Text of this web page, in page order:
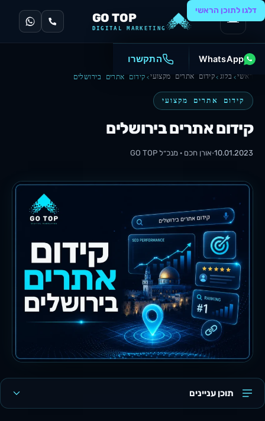
דלגו לתוכן הראשי GO TOP
DIGITAL MARKETING
WhatsApp התקשרו
ראשי בלוג קידום אתרים מקצועי קידום אתרים בירושלים
קידום אתרים מקצועי
קידום אתרים בירושלים
10.01.2023
·אורן חכם · מנכ״ל GO TOP
תוכן עניינים